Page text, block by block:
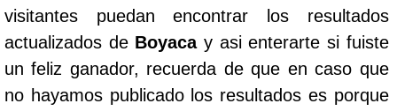
visitantes puedan encontrar los resultados
actualizados de Boyacay asi enterarte si fuiste
un feliz ganador, recuerda de que en caso que
no hayamos publicado los resultados es porque